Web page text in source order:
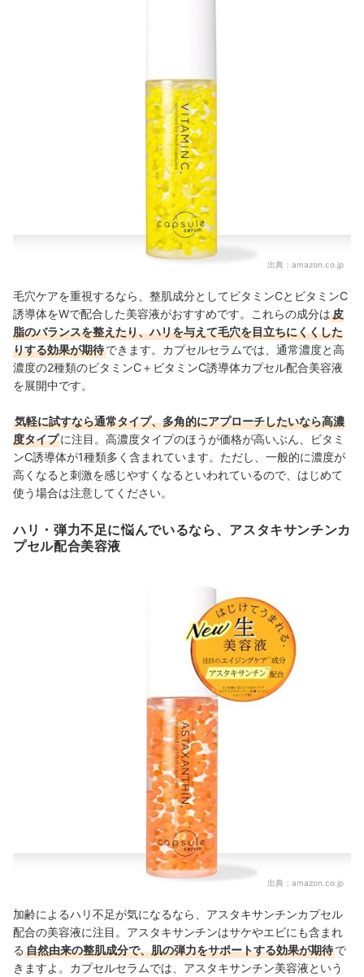
出典： amazon.co.jp
毛穴ケアを重視するなら、整肌成分としてビタミンCとビタミンC
誘導体をWで配合した美容液がおすすめです。これらの成分は皮
脂のバランスを整えたり、ハリを与えて毛穴を目立ちにくくした
りする効果が期待できます。カプセルセラムでは、通常濃度と高
濃度の2種類のビタミンC＋ビタミンC誘導体カプセル配合美容液
を展開中です。
気軽に試すなら通常タイプ、多角的にアプローチしたいなら高濃
度タイプに注目。高濃度タイプのほうが価格が高いぶん、ビタミ
ンC誘導体が1種類多く含まれています。ただし、一般的に濃度が
高くなると刺激を感じやすくなるといわれているので、はじめて
使う場合は注意してください。
ハリ・弾力不足に悩んでいるなら、アスタキサンチンカ
プセル配合美容液
出典： amazon.co.jp
加齢によるハリ不足が気になるなら、アスタキサンチンカプセル
配合の美容液に注目。アスタキサンチンはサケやエビにも含まれ
る 自然由来の整肌成分で、肌の弾力をサポートする効果が期待で
きますよ。カプセルセラムでは、アスタキサンチン美容液という